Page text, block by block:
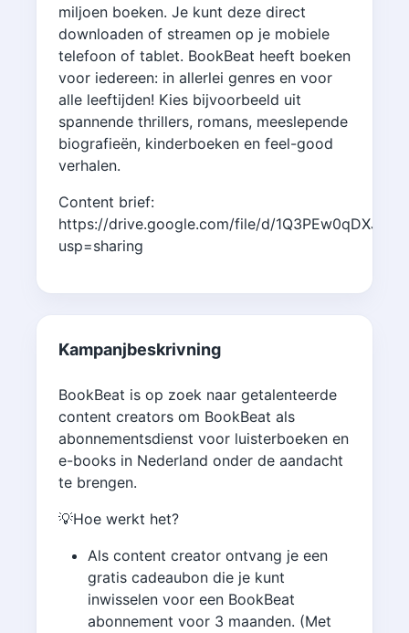
miljoen boeken. Je kunt deze direct
downloaden of streamen op je mobiele
telefoon of tablet. BookBeat heeft boeken
voor iedereen: in allerlei genres en voor
alle leeftijden! Kies bijvoorbeeld uit
spannende thrillers, romans, meeslepende
biografieën, kinderboeken en feel-good
verhalen.
Content brief:
https://drive.google.com/file/d/
usp=sharing
Kampanjbeskrivning
BookBeat is op zoek naar getalenteerde
content creators om BookBeat als
abonnementsdienst voor luisterboeken en
e-books in Nederland onder de aandacht
te brengen.
💡Hoe werkt het?
Als content creator ontvang je een
gratis cadeaubon die je kunt
inwisselen voor een BookBeat
abonnement voor 3 maanden. (Met